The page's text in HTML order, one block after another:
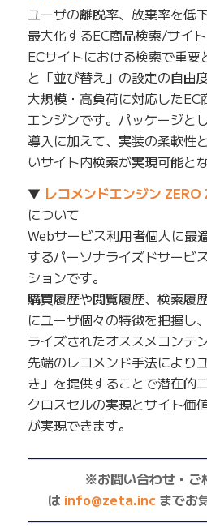
ユーザの離脱率、放棄率を低
最大化するEC商品検索/サイト
ECサイトにおける検索で重要
と「並び替え」の設定の自由
大規模・高負荷に対応した
エンジンです。パッケージと
導入に加えて、実装の柔軟性
いサイト内検索が実現可能と
▼ レコメンドエンジン ZERO
について
Webサービス利用者個人に最
するパーソナライズドサービ
ションです。
購買履歴や閲覧履歴、検索履
にユーザ個々の特徴を把握し
ライズされたオススメコンテ
先端のレコメンド手法により
き」を提供することで潜在的
クロスセルの実現とサイト価
が実現できます。
※お問い合わせ・ご
は info@zeta.inc までお